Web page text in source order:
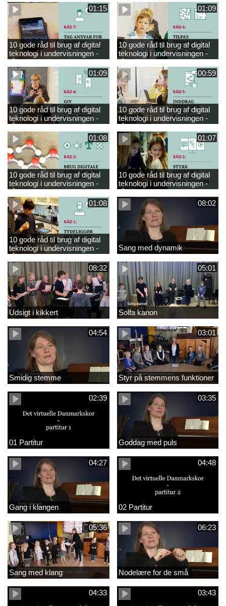
01:15
10 gode råd til brug af digital
teknologi i undervisningen -
råd 7
01:09
10 gode råd til brug af digital
teknologi i undervisningen -
råd 6
01:09
10 gode råd til brug af digital
teknologi i undervisningen -
råd 4
00:59
10 gode råd til brug af digital
teknologi i undervisningen -
råd 5
01:08
10 gode råd til brug af digital
teknologi i undervisningen -
råd 3
01:07
10 gode råd til brug af digital
teknologi i undervisningen -
råd 2
01:08
10 gode råd til brug af digital
teknologi i undervisningen -
råd 1
08:02
Sang med dynamik
08:32
Udsigt i kikkert
05:01
Solfa kanon
04:54
Smidig stemme
03:01
Styr på stemmens funktioner
02:39
01 Partitur
03:35
Goddag med puls
04:27
Gang i klangen
04:48
02 Partitur
05:36
Sang med klang
06:23
Nodelære for de små
04:33 03:43